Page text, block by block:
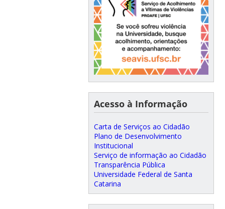
Acesso à Informação
Carta de Serviços ao Cidadão
Plano de Desenvolvimento
Institucional
Serviço de informação ao Cidadão
Transparência Pública
Universidade Federal de Santa
Catarina